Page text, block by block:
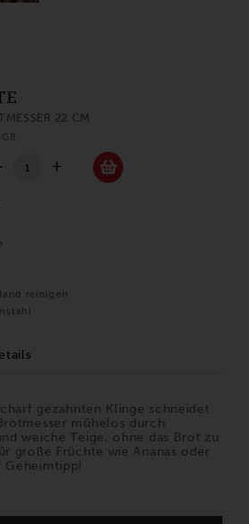
22 CM
+
reinigen
gezahnten Klinge schneidet
mühelos durch
weiche Teige, ohne das Brot zu
große Früchte wie Ananas oder
Geheimtipp!